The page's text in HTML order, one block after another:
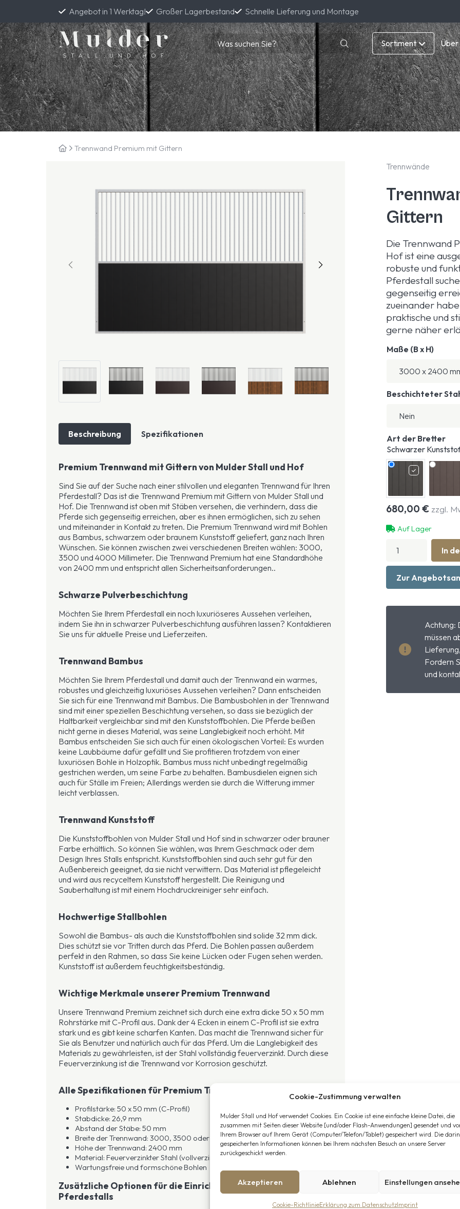
Cookie-Zustimmung verwalten
Mulder Stall und Hof verwendet Cookies. Ein Cookie ist eine einfache kleine Datei, die
zusammen mit Seiten dieser Website [und/oder Flash-Anwendungen] gesendet und
Ihrem Browser auf Ihrem Gerät (Computer/Telefon/Tablet) gespeichert wird. Die darin
gespeicherten Informationen können bei Ihrem nächsten Besuch an unsere Server
zurückgeschickt werden.
Akzeptieren Ablehnen Einstellungen
Cookie-RichtlinieErklärung zum DatenschutzImprint
Angebot in 1 Werktag! Großer Lagerbestand Schnelle Lieferung und Montage
Sortiment Über
Trennwand Premium mit Gittern
Trennwände
Gittern
Die Trennwand
Hof ist eine
robuste und
Pferdestall
gegenseitig
zueinander
praktische und
gerne näher
Maße (B x H)
Beschichteter
Art der Bretter
Schwarzer
680,00 € zzgl.
Auf Lager
Premium
mit
Gittern
Menge
In
Zur
Achtung:
müssen
Fordern
und
Beschreibung Spezifikationen
Premium Trennwand mit Gittern von Mulder Stall und Hof
Sind Sie auf der Suche nach einer stilvollen und eleganten Trennwand für Ihren
Pferdestall? Das ist die Trennwand Premium mit Gittern von Mulder Stall und
Hof. Die Trennwand ist oben mit Stäben versehen, die verhindern, dass die
Pferde sich gegenseitig erreichen, aber es ihnen ermöglichen, sich zu sehen
und miteinander in Kontakt zu treten. Die Premium Trennwand wird mit Bohlen
aus Bambus, schwarzem oder braunem Kunststoff geliefert, ganz nach Ihren
Wünschen. Sie können zwischen zwei verschiedenen Breiten wählen: 3000,
3500 und 4000 Millimeter. Die Trennwand Premium hat eine Standardhöhe
von 2400 mm und entspricht allen Sicherheitsanforderungen..
Schwarze Pulverbeschichtung
Möchten Sie Ihrem Pferdestall ein noch luxuriöseres Aussehen verleihen,
indem Sie ihn in schwarzer Pulverbeschichtung ausführen lassen? Kontaktieren
Sie uns für aktuelle Preise und Lieferzeiten.
Trennwand Bambus
Möchten Sie Ihrem Pferdestall und damit auch der Trennwand ein warmes,
robustes und gleichzeitig luxuriöses Aussehen verleihen? Dann entscheiden
Sie sich für eine Trennwand mit Bambus. Die Bambusbohlen in der Trennwand
sind mit einer speziellen Beschichtung versehen, so dass sie bezüglich der
Haltbarkeit vergleichbar sind mit den Kunststoffbohlen. Die Pferde beißen
nicht gerne in dieses Material, was seine Langlebigkeit noch erhöht. Mit
Bambus entscheiden Sie sich auch für einen ökologischen Vorteil: Es wurden
keine Laubbäume dafür gefällt und Sie profitieren trotzdem von einer
luxuriösen Bohle in Holzoptik. Bambus muss nicht unbedingt regelmäßig
gestrichen werden, um seine Farbe zu behalten. Bambusdielen eignen sich
auch für Ställe im Freien; Allerdings werden sie durch die Witterung immer
leicht verblassen.
Trennwand Kunststoff
Die Kunststoffbohlen von Mulder Stall und Hof sind in schwarzer oder brauner
Farbe erhältlich. So können Sie wählen, was Ihrem Geschmack oder dem
Design Ihres Stalls entspricht. Kunststoffbohlen sind auch sehr gut für den
Außenbereich geeignet, da sie nicht verwittern. Das Material ist pflegeleicht
und wird aus recyceltem Kunststoff hergestellt. Die Reinigung und
Sauberhaltung ist mit einem Hochdruckreiniger sehr einfach.
Hochwertige Stallbohlen
Sowohl die Bambus- als auch die Kunststoffbohlen sind solide 32 mm dick.
Dies schützt sie vor Tritten durch das Pferd. Die Bohlen passen außerdem
perfekt in den Rahmen, so dass Sie keine Lücken oder Fugen sehen werden.
Kunststoff ist außerdem feuchtigkeitsbeständig.
Wichtige Merkmale unserer Premium Trennwand
Unsere Trennwand Premium zeichnet sich durch eine extra dicke 50 x 50 mm
Rohrstärke mit C-Profil aus. Dank der 4 Ecken in einem C-Profil ist sie extra
stark und es gibt keine scharfen Kanten. Das macht die Trennwand sicher für
Sie als Benutzer und natürlich auch für das Pferd. Um die Langlebigkeit des
Materials zu gewährleisten, ist der Stahl vollständig feuerverzinkt. Durch diese
Feuerverzinkung ist die Trennwand vor Korrosion geschützt.
Alle Spezifikationen für Premium Trennwand mit Gittern
Profilstärke: 50 x 50 mm (C-Profil)
Stabdicke: 26,9 mm
Abstand der Stäbe: 50 mm
Breite der Trennwand: 3000, 3500 oder 4000 mm
Höhe der Trennwand: 2400 mm
Material: Feuerverzinkter Stahl (vollverzinkt, korrosionsfrei)
Wartungsfreie und formschöne Bohlen
Zusätzliche Optionen für die Einrichtung und Montage Ihres
Pferdestalls